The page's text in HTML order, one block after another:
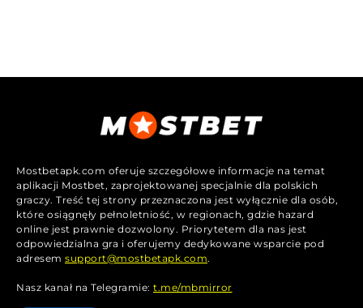
Mostbetapk.com oferuje szczegółowe informacje na temat
aplikacji Mostbet, zaprojektowanej specjalnie dla polskich
graczy. Treść tej strony przeznaczona jest wyłącznie dla osób,
które osiągnęły pełnoletniość, w regionach, gdzie hazard
online jest prawnie dozwolony. Priorytetem dla nas jest
odpowiedzialna gra i oferujemy dedykowane wsparcie pod
adresem support@mostbetapk.com.
Nasz kanał na Telegramie: t.me/mbmirror